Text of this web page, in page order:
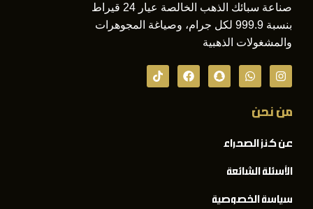
صناعة سبائك الذهب الخالصة عيار 24 قيراط
بنسبة 999.9 لكل جرام، وصياغة المجوهرات
والمشغولات الذهبية
من نحن
عن كنز الصحراء
الأسئلة الشائعة
سياسة الخصوصية